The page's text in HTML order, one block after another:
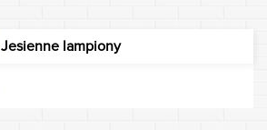
Jesienne lampiony